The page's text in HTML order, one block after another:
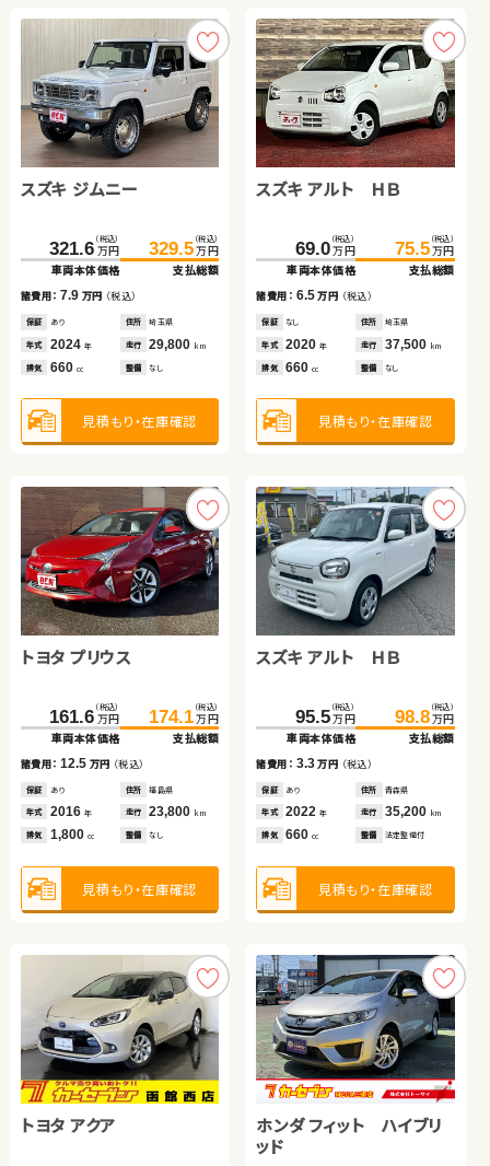
スズキ ジムニー
321.6 （税込）
万円
車両本体価格
329.5 （税込）
万円
支払総額
諸費用：7.9 万円 （税込）
保証 あり 住所 埼玉県
年式 2024 年 走行 29,800 km
排気 660 cc 整備 なし
見積もり・在庫確認
スズキ アルト ＨＢ
69.0 （税込）
万円
車両本体価格
75.5 （税込）
万円
支払総額
諸費用： 6.5万円 （税込）
保証 なし 住所 埼玉県
年式 2020年 走行 37,500 km
排気 660cc 整備 なし
見積もり・在庫確認
トヨタ プリウス
161.6 （税込）
万円
車両本体価格
174.1 （税込）
万円
支払総額
諸費用：12.5 万円 （税込）
保証 あり 住所 福島県
年式 2016 年 走行 23,800 km
排気 1,800 cc 整備 なし
見積もり・在庫確認
スズキ アルト ＨＢ
95.5 （税込）
万円
車両本体価格
98.8 （税込）
万円
支払総額
諸費用： 3.3万円 （税込）
保証 あり 住所 青森県
年式 2022年 走行 35,200 km
排気 660cc 整備 法定整備付
見積もり・在庫確認
トヨタ アクア
ホンダ フィット ハイブリ
ッド
スバル フォレスター
290.1万円
車両本体価格
諸費用：9.9 万円 （税込）
保証 あり 住所 福島県
排気 1,800cc 整備 なし
トヨタ ノア
139.1万円
車両本体価格
諸費用：10.7万円 （税込）
保証 あり 住所 青森県
排気 2,000cc 整備 法定整備付
トヨタ アルファード
293.8万円
車両本体価格
諸費用：16.4万円 （税込）
保証 なし 住所 東京都
排気 3,500cc 整備 なし
トヨタ ヴェルファイア ハ
イブリッド
265.6万円
車両本体価格
諸費用：14.3万円 （税込）
保証 あり 住所 岩手県
排気 2,500cc 整備 法定整備付
スバル フォレスター ハイ
230.0 （税込）
万円
車両本体価格
239.0 （税込）
万円
支払総額
諸費用：9.0 万円 （税込）
保証 あり 住所 岡山県
年式 2020 年 走行 57,600 km
排気 2,000 整備 法定整備付
見積もり・在庫確認
ダイハツ タント
80.5 （税込）
万円
車両本体価格
88.7 （税込）
万円
支払総額
諸費用： 8.2万円 （税込）
保証 なし 住所 福島県
年式 2015年 走行 34,600 km
排気 660cc 整備 なし
見積もり・在庫確認
スズキ スイフト
199.9 （税込）
万円
車両本体価格
204.9 （税込）
万円
支払総額
諸費用：5.0万円（税込）
保証 あり 住所 徳島県
年式 2021 年 走行 30,600 km
排気 1,400 cc 整備 法定整備付
見積もり・在庫確認
ダイハツ ムーヴ
117.6 （税込）
万円
車両本体価格
125.7 （税込）
万円
支払総額
諸費用： 8.1万円 （税込）
保証 あり 住所 群馬県
年式 2019年 走行 20,500 km
排気 660cc 整備 なし
見積もり・在庫確認
スズキ ジムニー スズキ スイフト